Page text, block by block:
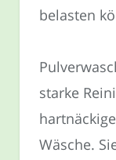
belasten
starke
Wäsche.